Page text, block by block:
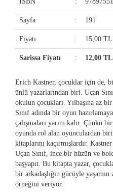
Sayfa : 191
Fiyatı : 15,00 TL
Sarissa Fiyatı : 12,00 TL
Erich Kastner, çocuklar için de,
ünlü yazarlarından biri. Uçan
okulun çocukları. Yılbaşına az
Sınıf adında bir oyun
çalışmaları yarım kalır. Çünkü
oyunda rol alan oyunculardan
kitaplarını kaçırmışlardır.
Uçan Sınıf, ince bir hüzün ve
başyapıt. Bu kitapta yazar,
bir arkadaşlığın gücüyle
örneğini veriyor.